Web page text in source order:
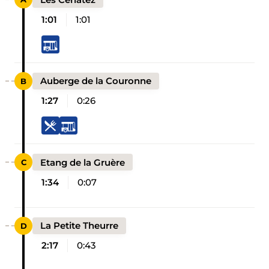
1:01
1:01
Auberge de la Couronne
1:27
0:26
Etang de la Gruère
1:34
0:07
La Petite Theurre
2:17
0:43